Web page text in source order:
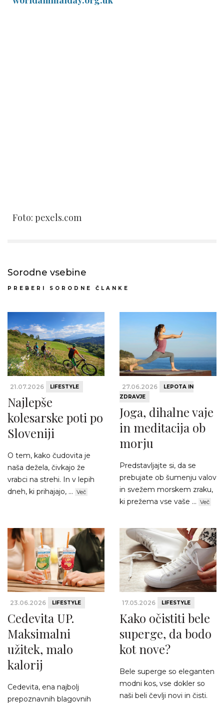
Foto: pexels.com
Sorodne vsebine
PREBERI SORODNE ČLANKE
21.07.2026 LIFESTYLE
Najlepše
kolesarske poti po
Sloveniji
O tem, kako čudovita je
naša dežela, čivkajo že
vrabci na strehi. In v lepih
dneh, ki prihajajo, ... Več
27.06.2026
LEPOTA IN
ZDRAVJE
Joga, dihalne vaje
in meditacija ob
morju
Predstavljajte si, da se
prebujate ob šumenju valov
in svežem morskem zraku,
ki prežema vse vaše ... Več
23.06.2026 LIFESTYLE
Cedevita UP.
Maksimalni
užitek, malo
kalorij
Cedevita, ena najbolj
prepoznavnih blagovnih
17.05.2026 LIFESTYLE
Kako očistiti bele
superge, da bodo
kot nove?
Bele superge so eleganten
modni kos, vse dokler so
naši beli čevlji novi in čisti.